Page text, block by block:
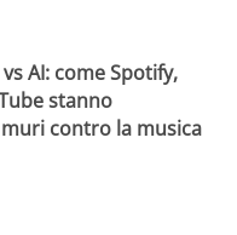
AI: come Spotify,
stanno
contro la musica